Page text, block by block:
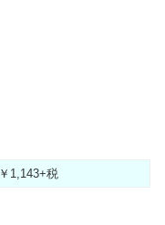
￥1,143+税